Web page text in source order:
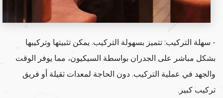
- سهلة التركيب: تتميز بسهولة التركيب. يمكن تثبيتها وتركيبها
بشكل مباشر على الجدران بواسطة السيكيون، مما يوفر الوقت
والجهد في عملية التركيب. دون الحاجة لمعدات ثقيلة أو فريق
تركيب كبير.